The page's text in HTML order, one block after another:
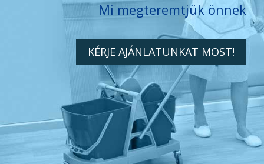
KERESÉS
Mi megteremtjük önnek
KÉRJE AJÁNLATUNKAT MOST!